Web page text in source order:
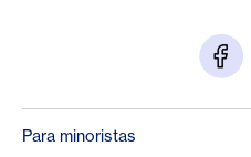
Para minoristas